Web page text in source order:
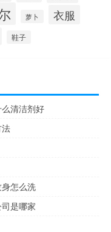
萝卜 衣服
鞋子
清洁剂好
怎么洗
是哪家